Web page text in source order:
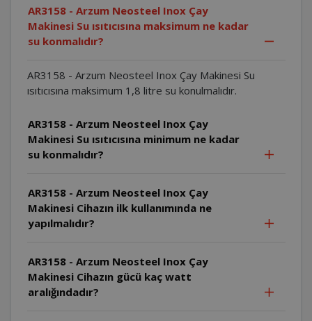
AR3158 - Arzum Neosteel Inox Çay
Makinesi Su ısıtıcısına maksimum ne kadar
su konmalıdır?
AR3158 - Arzum Neosteel Inox Çay Makinesi Su
ısıtıcısına maksimum 1,8 litre su konulmalıdır.
AR3158 - Arzum Neosteel Inox Çay
Makinesi Su ısıtıcısına minimum ne kadar
su konmalıdır?
AR3158 - Arzum Neosteel Inox Çay
Makinesi Cihazın ilk kullanımında ne
yapılmalıdır?
AR3158 - Arzum Neosteel Inox Çay
Makinesi Cihazın gücü kaç watt
aralığındadır?